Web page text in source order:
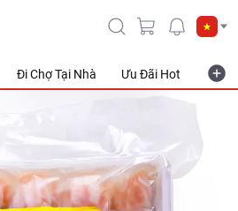
Đi Chợ Tại Nhà Ưu Đãi Hot